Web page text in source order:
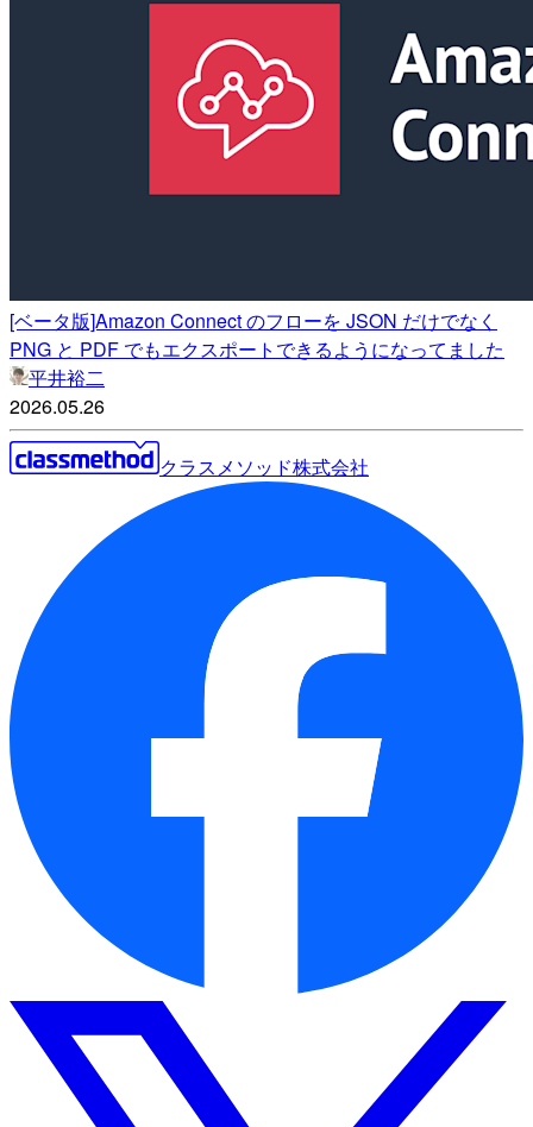
[ベータ版]Amazon Connect のフローを JSON だけでなく
PNG と PDF でもエクスポートできるようになってました
平井裕二
2026.05.26
クラスメソッド株式会社